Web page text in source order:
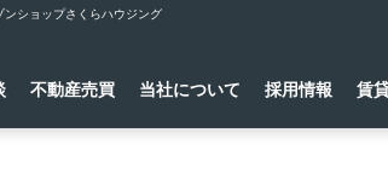
ショップさくらハウジング
不動産売買 当社について 採用情報 賃